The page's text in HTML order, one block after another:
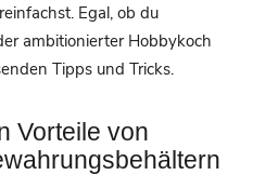
Egal, ob du
ambitionierter Hobbykoch
Tipps und Tricks.
Vorteile von